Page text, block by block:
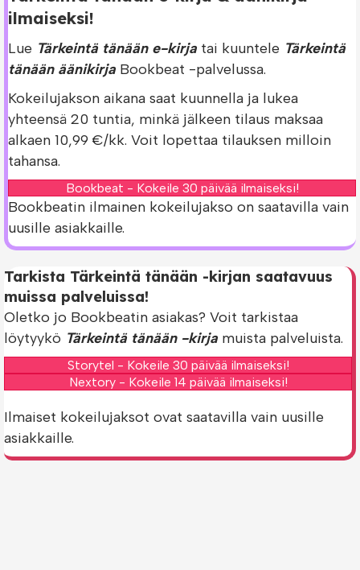
ilmaiseksi!
Lue Tärkeintä tänään e-kirja tai kuuntele Tärkeintä
tänään äänikirja Bookbeat -palvelussa.
Kokeilujakson aikana saat kuunnella ja lukea
yhteensä 20 tuntia, minkä jälkeen tilaus maksaa
alkaen 10,99 €/kk. Voit lopettaa tilauksen milloin
tahansa.
Bookbeat - Kokeile 30 päivää ilmaiseksi!
Bookbeatin ilmainen kokeilujakso on saatavilla vain
uusille asiakkaille.
Tarkista Tärkeintä tänään -kirjan saatavuus
muissa palveluissa!
Oletko jo Bookbeatin asiakas? Voit tarkistaa
löytyykö Tärkeintä tänään -kirja muista palveluista.
Storytel - Kokeile 30 päivää ilmaiseksi!
Nextory - Kokeile 14 päivää ilmaiseksi!
Ilmaiset kokeilujaksot ovat saatavilla vain uusille
asiakkaille.